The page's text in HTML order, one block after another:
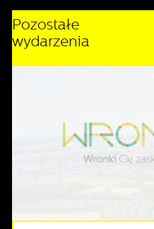
Pozostałe
wydarzenia